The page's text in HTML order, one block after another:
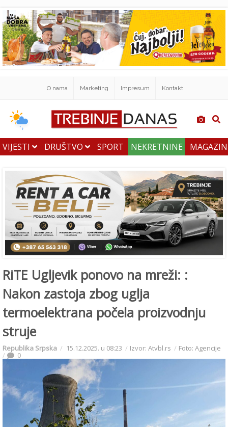
O nama Marketing Impresum Kontakt
VIJESTI DRUŠTVO SPORT NEKRETNINE
RiTE Ugljevik ponovo na mreži: :
Nakon zastoja zbog uglja
termoelektrana počela proizvodnju
struje
Republika Srpska 15.12.2025. u 08:23 Izvor: Atvbl.rs Foto: Agencije
0